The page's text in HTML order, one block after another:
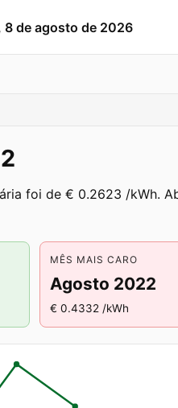
8 de agosto de 2026
foi de € 0.2623 /kWh.
MÊS MAIS CARO
Agosto 2022
€ 0.4332 /kWh